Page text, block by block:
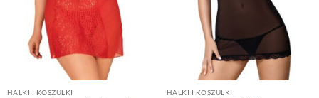
HALKI I KOSZULKI HALKI I KOSZULKI